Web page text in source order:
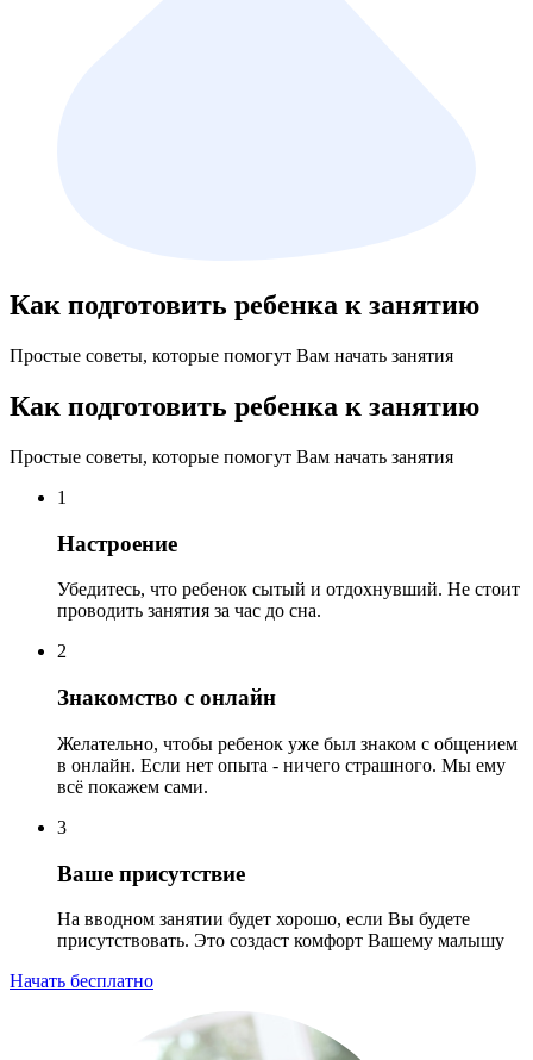
Как подготовить ребенка к занятию
Простые советы, которые помогут Вам начать занятия
Как подготовить ребенка к занятию
Простые советы, которые помогут Вам начать занятия
1
Настроение
Убедитесь, что ребенок сытый и отдохнувший. Не стоит
проводить занятия за час до сна.
2
Знакомство с онлайн
Желательно, чтобы ребенок уже был знаком с общением
в онлайн. Если нет опыта - ничего страшного. Мы ему
всё покажем сами.
3
Ваше присутствие
На вводном занятии будет хорошо, если Вы будете
присутствовать. Это создаст комфорт Вашему малышу
Начать бесплатно